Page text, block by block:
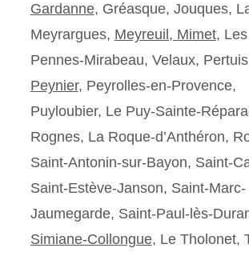
Gardanne, Gréasque, Jouques,
Meyrargues, Meyreuil, Mimet, Les
Pennes-Mirabeau, Velaux,
Peynier, Peyrolles-en-Provence,
Puyloubier, Le Puy-Sainte-
Rognes, La Roque-d’Anthéron,
Saint-Antonin-sur-Bayon, Saint-
Saint-Estève-Janson, Saint-Marc-
Jaumegarde, Saint-Paul-lès-
Simiane-Collongue, Le Tholonet,